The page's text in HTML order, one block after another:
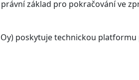
základ pro pokračování ve
poskytuje technickou